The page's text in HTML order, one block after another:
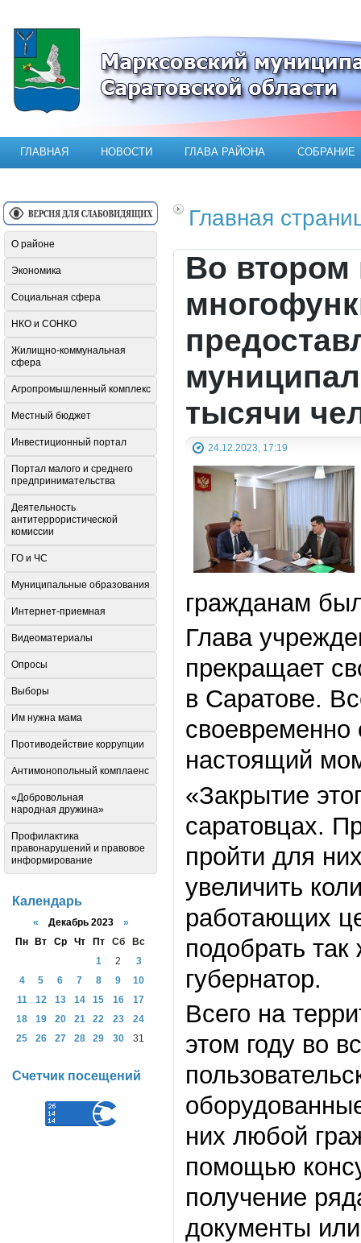
Официальный сайт Марксовского
ГЛАВНАЯ НОВОСТИ ГЛАВА РАЙОНА СОБРАНИЕ
Главная
Во втором
тысячи
24.12.2023, 17:19
гражданам
Глава
прекращает
в Саратове.
настоящий
«Закрытие
саратовцах.
пройти для
увеличить
работающих
подобрать
губернатор.
Всего на
этом году во
них любой
помощью
получение
документы или
О районе
Экономика
Социальная сфера
НКО и СОНКО
Жилищно-коммунальная
сфера
Агропромышленный комплекс
Местный бюджет
Инвестиционный портал
Портал малого и среднего
предпринимательства
Деятельность
антитеррористической
комиссии
ГО и ЧС
Муниципальные образования
Интернет-приемная
Видеоматериалы
Опросы
Выборы
Им нужна мама
Противодействие коррупции
Антимонопольный комплаенс
«Добровольная
народная дружина»
Профилактика
правонарушений и правовое
информирование
Календарь
« Декабрь 2023 »
Пн
Вт Ср Чт Пт Сб
Вс
1
2
3
4
5 6 7 8 9
10
11
12 13 14 15 16
17
18
19 20 21 22 23
24
25
26 27 28 29 30 31
Счетчик посещений